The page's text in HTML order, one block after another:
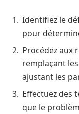
Identifiez le
pour
Procédez aux
remplaçant
ajustant les
Effectuez des
que le